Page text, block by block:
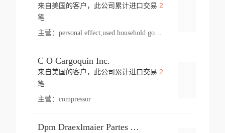
来自美国的客户，此公司累计进口交易 2
笔
主营： personal effect,used household goods
C O Cargoquin Inc.
来自美国的客户，此公司累计进口交易 2
笔
主营： compressor
Dpm Draexlmaier Partes Automotrices Corr Ind Huejotzingo